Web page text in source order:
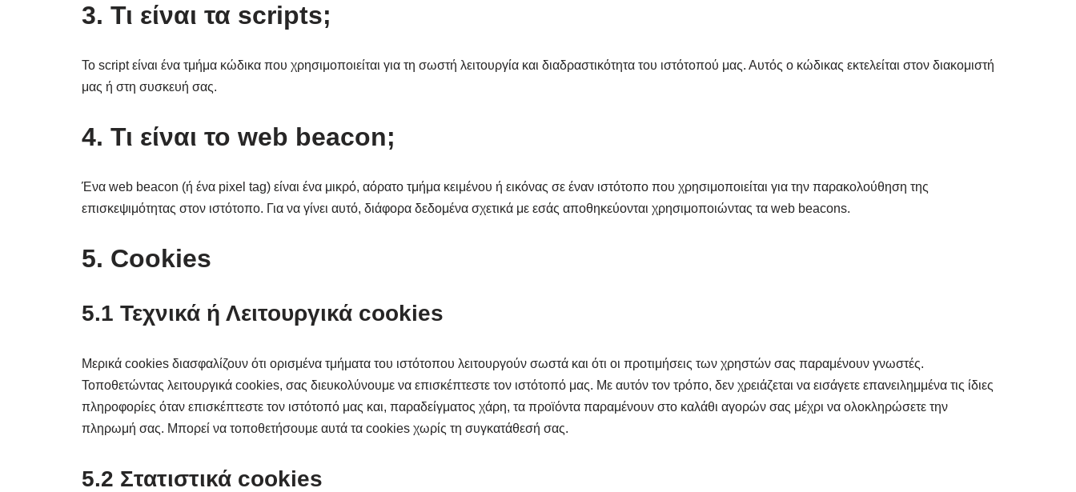
3. Τι είναι τα scripts;
Το script είναι ένα τμήμα κώδικα που χρησιμοποιείται για τη σωστή λειτουργία και διαδραστικότητα του ιστότοπού μας. Αυτός ο κώδικας εκτελείται στον διακομιστή
μας ή στη συσκευή σας.
4. Τι είναι το web beacon;
Ένα web beacon (ή ένα pixel tag) είναι ένα μικρό, αόρατο τμήμα κειμένου ή εικόνας σε έναν ιστότοπο που χρησιμοποιείται για την παρακολούθηση της
επισκεψιμότητας στον ιστότοπο. Για να γίνει αυτό, διάφορα δεδομένα σχετικά με εσάς αποθηκεύονται χρησιμοποιώντας τα web beacons.
5. Cookies
5.1 Τεχνικά ή Λειτουργικά cookies
Μερικά cookies διασφαλίζουν ότι ορισμένα τμήματα του ιστότοπου λειτουργούν σωστά και ότι οι προτιμήσεις των χρηστών σας παραμένουν γνωστές.
Τοποθετώντας λειτουργικά cookies, σας διευκολύνουμε να επισκέπτεστε τον ιστότοπό μας. Με αυτόν τον τρόπο, δεν χρειάζεται να εισάγετε επανειλημμένα τις ίδιες
πληροφορίες όταν επισκέπτεστε τον ιστότοπό μας και, παραδείγματος χάρη, τα προϊόντα παραμένουν στο καλάθι αγορών σας μέχρι να ολοκληρώσετε την
πληρωμή σας. Μπορεί να τοποθετήσουμε αυτά τα cookies χωρίς τη συγκατάθεσή σας.
5.2 Στατιστικά cookies